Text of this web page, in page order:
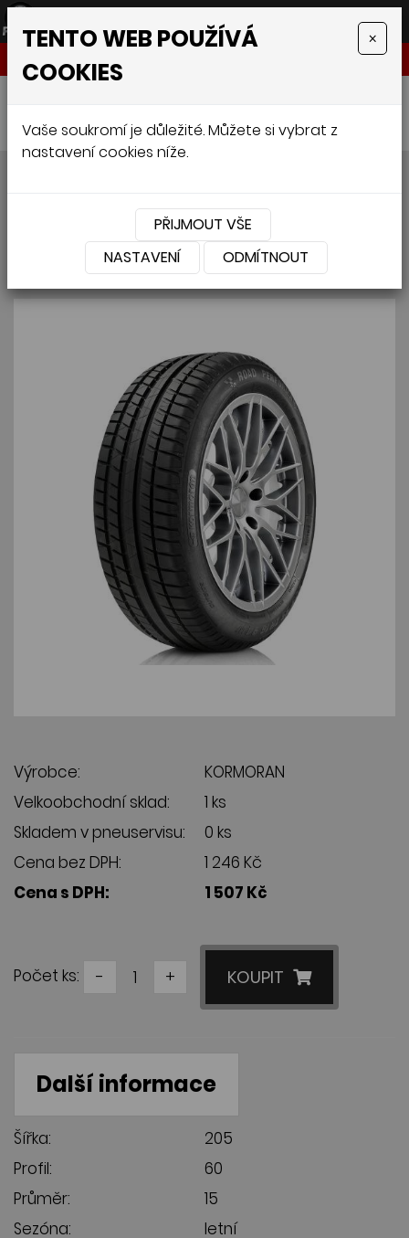
KORMORAN ROAD PERFORMANCE 205/60 R15 91V
PERFORMANCE 205/60 R15
Výrobce:
KORMORAN
Velkoobchodní sklad:
1 ks
Skladem v pneuservisu:
0 ks
Cena bez DPH:
1 246 Kč
Cena s DPH:
1 507 Kč
Počet ks: - + KOUPIT
Další informace
Šířka:
205
Profil:
60
Průměr:
15
Sezóna:
letní
TENTO WEB POUŽÍVÁ
COOKIES
×
Vaše soukromí je důležité. Můžete si vybrat z
nastavení cookies níže.
PŘIJMOUT VŠE
NASTAVENÍ
ODMÍTNOUT